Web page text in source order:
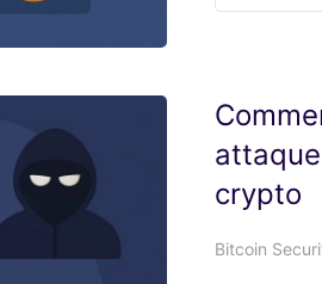
crypto
Bitcoin